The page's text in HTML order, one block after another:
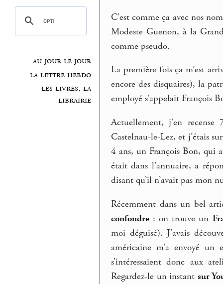
au jour le jour
la lettre hebdo
les livres, la
librairie
C’est comme ça avec nos
Modeste Guenon, à la
comme pseudo.
La première fois ça m’est
encore des disquaires), la
employé s’appelait François
Actuellement, j’en
Castelnau-le-Lez, et j’étais
4 ans, un François Bon, qui
était dans l’annuaire, a
disant qu’il n’avait pas mon
Récemment dans un bel
confondre : on trouve un
moi déguisé). J’avais
américaine m’a envoyé
s’intéressaient donc aux
Regardez-le un instant sur